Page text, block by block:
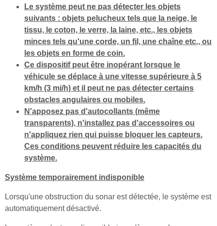
Le système peut ne pas détecter les objets
suivants : objets pelucheux tels que la neige, le
tissu, le coton, le verre, la laine, etc., les objets
minces tels qu'une corde, un fil, une chaîne etc., ou
les objets en forme de coin.
Ce dispositif peut être inopérant lorsque le
véhicule se déplace à une vitesse supérieure à 5
km/h (3 mi/h) et il peut ne pas détecter certains
obstacles angulaires ou mobiles.
N'apposez pas d'autocollants (même
transparents), n'installez pas d'accessoires ou
n'appliquez rien qui puisse bloquer les capteurs.
Ces conditions peuvent réduire les capacités du
système.
Système temporairement indisponible
Lorsqu'une obstruction du sonar est détectée, le système est
automatiquement désactivé.